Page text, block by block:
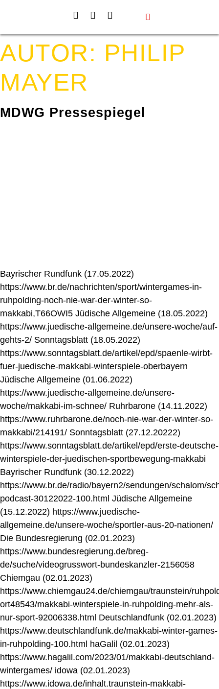
AUTOR: PHILIP
MAYER
MDWG Pressespiegel
Bayrischer Rundfunk (17.05.2022)
https://www.br.de/nachrichten/sport/wintergames-in-
ruhpolding-noch-nie-war-der-winter-so-
makkabi,T66OWI5 Jüdische Allgemeine (18.05.2022)
https://www.juedische-allgemeine.de/unsere-woche/auf-
gehts-2/ Sonntagsblatt (18.05.2022)
https://www.sonntagsblatt.de/artikel/epd/spaenle-wirbt-
fuer-juedische-makkabi-winterspiele-oberbayern
Jüdische Allgemeine (01.06.2022)
https://www.juedische-allgemeine.de/unsere-
woche/makkabi-im-schnee/ Ruhrbarone (14.11.2022)
https://www.ruhrbarone.de/noch-nie-war-der-winter-so-
makkabi/214191/ Sonntagsblatt (27.12.20222)
https://www.sonntagsblatt.de/artikel/epd/erste-deutsche-
winterspiele-der-juedischen-sportbewegung-makkabi
Bayrischer Rundfunk (30.12.2022)
https://www.br.de/radio/bayern2/sendungen/schalom/
podcast-30122022-100.html Jüdische Allgemeine
(15.12.2022) https://www.juedische-
allgemeine.de/unsere-woche/sportler-aus-20-nationen/
Die Bundesregierung (02.01.2023)
https://www.bundesregierung.de/breg-
de/suche/videogrusswort-bundeskanzler-2156058
Chiemgau (02.01.2023)
https://www.chiemgau24.de/chiemgau/traunstein/
ort48543/makkabi-winterspiele-in-ruhpolding-mehr-als-
nur-sport-92006338.html Deutschlandfunk (02.01.2023)
https://www.deutschlandfunk.de/makkabi-winter-games-
in-ruhpolding-100.html haGalil (02.01.2023)
https://www.hagalil.com/2023/01/makkabi-deutschland-
wintergames/ idowa (02.01.2023)
https://www.idowa.de/inhalt.traunstein-makkabi-